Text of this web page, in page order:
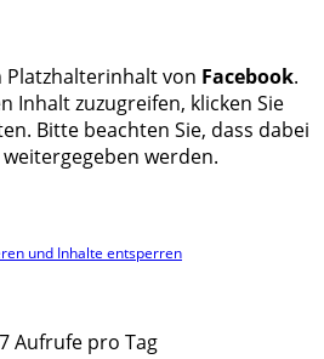
Platzhalterinhalt von Facebook.
Inhalt zuzugreifen, klicken Sie
Bitte beachten Sie, dass dabei
werden.
und Inhalte entsperren
Aufrufe pro Tag